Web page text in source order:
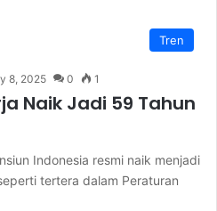
Tren
8, 2025 0 1
Naik Jadi 59 Tahun
Indonesia resmi naik menjadi
tertera dalam Peraturan